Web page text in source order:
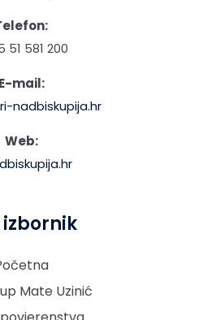
51 581 200
E-mail:
nadbiskupija.hr
Web:
izbornik
Mate Uzinić